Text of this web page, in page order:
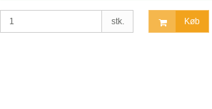
stk. Køb